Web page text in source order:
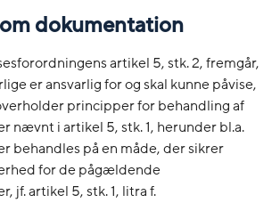
dokumentation
artikel 5, stk. 2, fremgår,
er ansvarlig for og skal kunne påvise,
principper for behandling af
nævnt i artikel 5, stk. 1, herunder bl.a.
behandles på en måde, der sikrer
for de pågældende
jf. artikel 5, stk. 1, litra f.